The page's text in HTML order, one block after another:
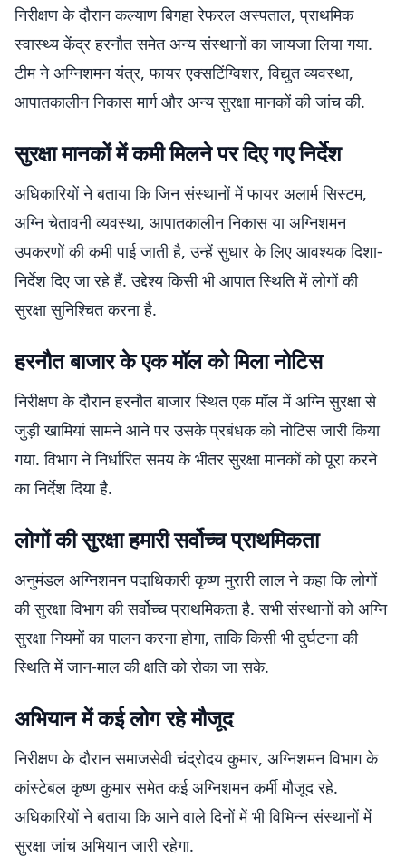
निरीक्षण के दौरान कल्याण बिगहा रेफरल अस्पताल, प्राथमिक
स्वास्थ्य केंद्र हरनौत समेत अन्य संस्थानों का जायजा लिया गया.
टीम ने अग्निशमन यंत्र, फायर एक्सटिंग्विशर, विद्युत व्यवस्था,
आपातकालीन निकास मार्ग और अन्य सुरक्षा मानकों की जांच की.
सुरक्षा मानकों में कमी मिलने पर दिए गए निर्देश
अधिकारियों ने बताया कि जिन संस्थानों में फायर अलार्म सिस्टम,
अग्नि चेतावनी व्यवस्था, आपातकालीन निकास या अग्निशमन
उपकरणों की कमी पाई जाती है, उन्हें सुधार के लिए आवश्यक दिशा-
निर्देश दिए जा रहे हैं. उद्देश्य किसी भी आपात स्थिति में लोगों की
सुरक्षा सुनिश्चित करना है.
हरनौत बाजार के एक मॉल को मिला नोटिस
निरीक्षण के दौरान हरनौत बाजार स्थित एक मॉल में अग्नि सुरक्षा से
जुड़ी खामियां सामने आने पर उसके प्रबंधक को नोटिस जारी किया
गया. विभाग ने निर्धारित समय के भीतर सुरक्षा मानकों को पूरा करने
का निर्देश दिया है.
लोगों की सुरक्षा हमारी सर्वोच्च प्राथमिकता
अनुमंडल अग्निशमन पदाधिकारी कृष्ण मुरारी लाल ने कहा कि लोगों
की सुरक्षा विभाग की सर्वोच्च प्राथमिकता है. सभी संस्थानों को अग्नि
सुरक्षा नियमों का पालन करना होगा, ताकि किसी भी दुर्घटना की
स्थिति में जान-माल की क्षति को रोका जा सके.
अभियान में कई लोग रहे मौजूद
निरीक्षण के दौरान समाजसेवी चंद्रोदय कुमार, अग्निशमन विभाग के
कांस्टेबल कृष्ण कुमार समेत कई अग्निशमन कर्मी मौजूद रहे.
अधिकारियों ने बताया कि आने वाले दिनों में भी विभिन्न संस्थानों में
सुरक्षा जांच अभियान जारी रहेगा.